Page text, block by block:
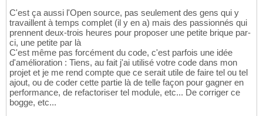
C'est ça aussi l'Open source, pas seulement des gens qui y
travaillent à temps complet (il y en a) mais des passionnés qui
prennent deux-trois heures pour proposer une petite brique par-
ci, une petite par là
C'est même pas forcément du code, c'est parfois une idée
d'amélioration : Tiens, au fait j'ai utilisé votre code dans mon
projet et je me rend compte que ce serait utile de faire tel ou tel
ajout, ou de coder cette partie là de telle façon pour gagner en
performance, de refactoriser tel module, etc... De corriger ce
bogge, etc...